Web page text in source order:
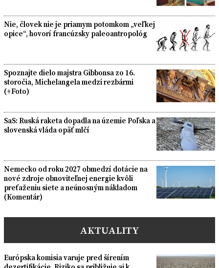
Nie, človek nie je priamym potomkom „veľkej
opice“, hovorí francúzsky paleoantropológ
Spoznajte dielo majstra Gibbonsa zo 16.
storočia, Michelangela medzi rezbármi
(+Foto)
SaS: Ruská raketa dopadla na územie Poľska a
slovenská vláda opäť mlčí
Nemecko od roku 2027 obmedzí dotácie na
nové zdroje obnoviteľnej energie kvôli
preťaženiu siete a neúnosným nákladom
(Komentár)
AKTUALITY
Európska komisia varuje pred šírením